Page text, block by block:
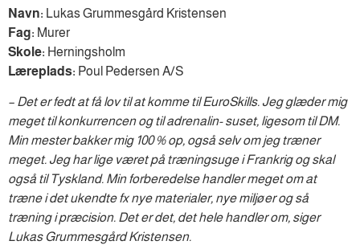
Navn: Lukas Grummesgård Kristensen
Fag: Murer
Skole: Herningsholm
Læreplads: Poul Pedersen A/S
– Det er fedt at få lov til at komme til EuroSkills. Jeg glæder mig
meget til konkurrencen og til adrenalin- suset, ligesom til DM.
Min mester bakker mig 100 % op, også selv om jeg træner
meget. Jeg har lige været på træningsuge i Frankrig og skal
også til Tyskland. Min forberedelse handler meget om at
træne i det ukendte fx nye materialer, nye miljøer og så
træning i præcision. Det er det, det hele handler om, siger
Lukas Grummesgård Kristensen.